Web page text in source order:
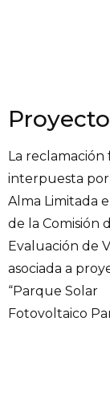
Proyecto
La reclamación
interpuesta
Alma Limitada
de la Comisión
Evaluación de
asociada a
“Parque Solar
Fotovoltaico